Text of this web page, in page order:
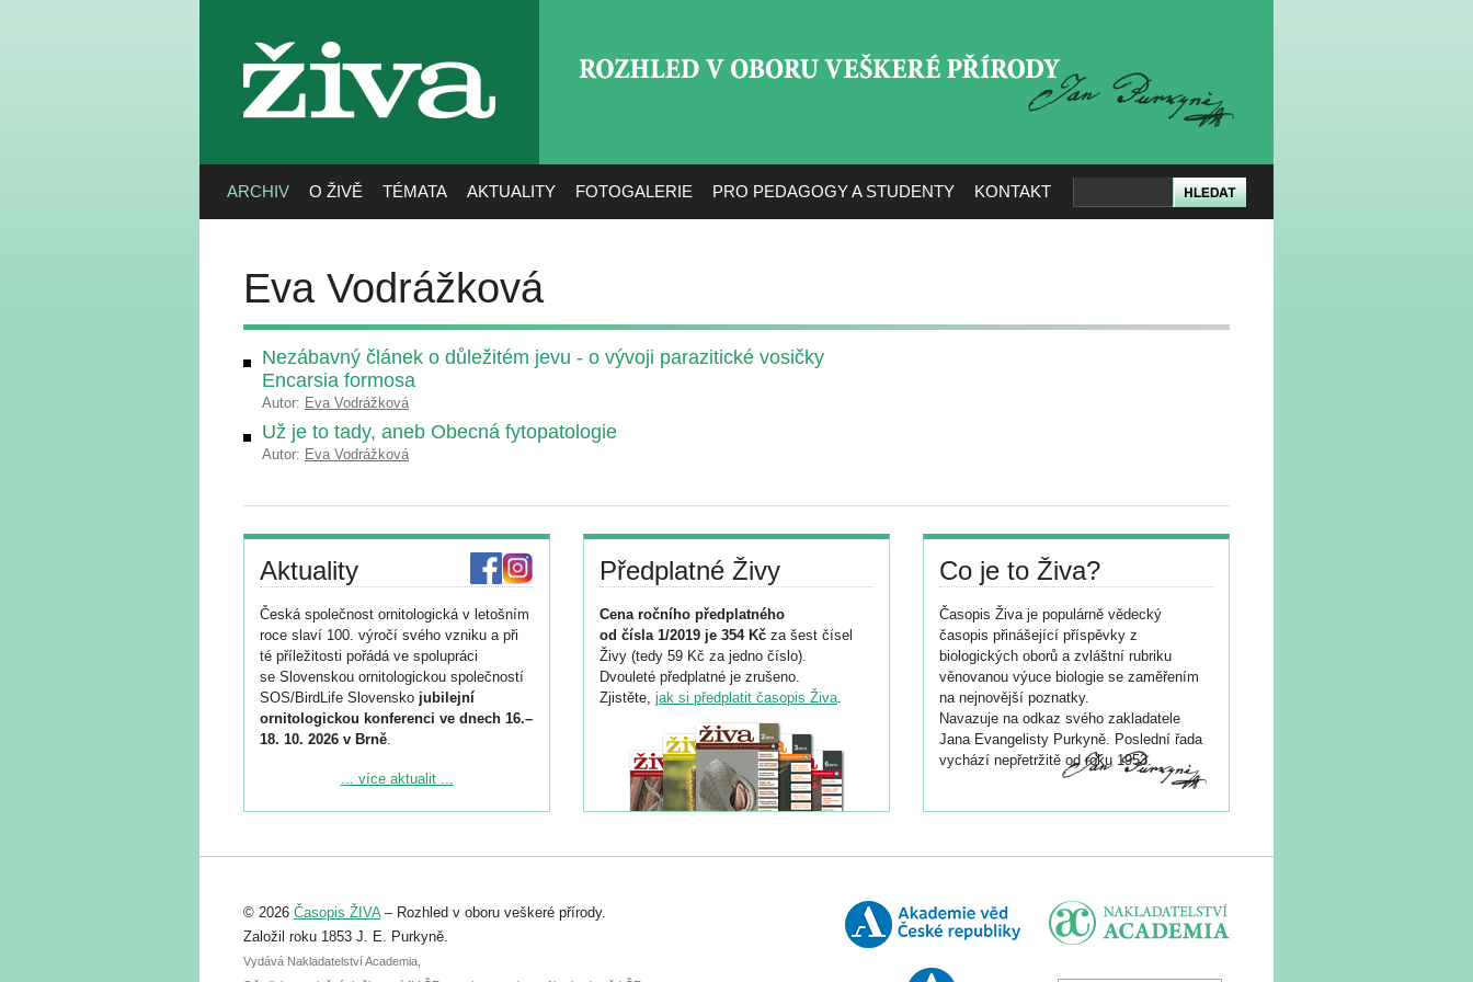
živa
ARCHIV O ŽIVĚ TÉMATA AKTUALITY FOTOGALERIE PRO PEDAGOGY A STUDENTY KONTAKT
Eva Vodrážková
Nezábavný článek o důležitém jevu - o vývoji parazitické vosičky
Encarsia formosa
Autor: Eva Vodrážková
Už je to tady, aneb Obecná fytopatologie
Autor: Eva Vodrážková
Aktuality
Česká společnost ornitologická v letošním
roce slaví 100. výročí svého vzniku a při
té příležitosti pořádá ve spolupráci
se Slovenskou ornitologickou společností
SOS/BirdLife Slovensko jubilejní
ornitologickou konferenci ve dnech 16.–
18. 10. 2026 v Brně.
Podrobnější informace ke konferenci
Registrovat se můžete do 6. září.
abstraktu přihlášené přednášky nebo
posteru je už 30. června.
... více aktualit ...
Předplatné Živy
Cena ročního předplatného
od čísla 1/2019 je 354 Kč za šest čísel
Živy (tedy 59 Kč za jedno číslo).
Dvouleté předplatné je zrušeno.
Zjistěte, jak si předplatit časopis Živa.
Co je to Živa?
Časopis Živa je populárně vědecký
časopis přinášející příspěvky z
biologických oborů a zvláštní rubriku
věnovanou výuce biologie se zaměřením
na nejnovější poznatky.
Navazuje na odkaz svého zakladatele
Jana Evangelisty Purkyně. Poslední řada
vychází nepřetržitě od roku 1953.
© 2026 Časopis ŽIVA– Rozhled v oboru veškeré přírody.
Založil roku 1853 J. E. Purkyně.
Vydává Nakladatelství Academia,